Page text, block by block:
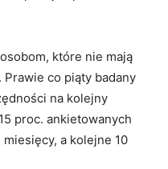
które nie mają
Prawie co piąty badany
na kolejny
proc. ankietowanych
a kolejne 10